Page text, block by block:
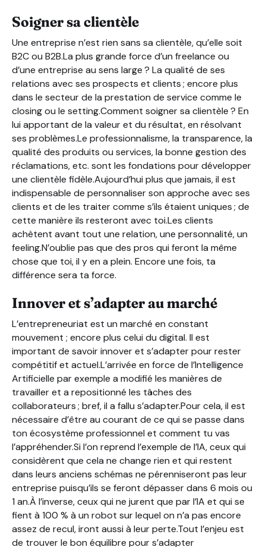
Soigner sa clientèle
Une entreprise n’est rien sans sa clientèle, qu’elle soit
B2C ou B2B.La plus grande force d’un freelance ou
d’une entreprise au sens large ? La qualité de ses
relations avec ses prospects et clients ; encore plus
dans le secteur de la prestation de service comme le
closing ou le setting.Comment soigner sa clientèle ? En
lui apportant de la valeur et du résultat, en résolvant
ses problèmes.Le professionnalisme, la transparence, la
qualité des produits ou services, la bonne gestion des
réclamations, etc. sont les fondations pour développer
une clientèle fidèle.Aujourd’hui plus que jamais, il est
indispensable de personnaliser son approche avec ses
clients et de les traiter comme s’ils étaient uniques ; de
cette manière ils resteront avec toi.Les clients
achètent avant tout une relation, une personnalité, un
feeling.N’oublie pas que des pros qui feront la même
chose que toi, il y en a plein. Encore une fois, ta
différence sera ta force.
Innover et s’adapter au marché
L’entrepreneuriat est un marché en constant
mouvement ; encore plus celui du digital. Il est
important de savoir innover et s’adapter pour rester
compétitif et actuel.L’arrivée en force de l’Intelligence
Artificielle par exemple a modifié les manières de
travailler et a repositionné les tâches des
collaborateurs ; bref, il a fallu s’adapter.Pour cela, il est
nécessaire d’être au courant de ce qui se passe dans
ton écosystème professionnel et comment tu vas
l’appréhender.Si l’on reprend l’exemple de l’IA, ceux qui
considèrent que cela ne change rien et qui restent
dans leurs anciens schémas ne pérenniseront pas leur
entreprise puisqu’ils se feront dépasser dans 6 mois ou
1 an.À l’inverse, ceux qui ne jurent que par l’IA et qui se
fient à 100 % à un robot sur lequel on n’a pas encore
assez de recul, iront aussi à leur perte.Tout l’enjeu est
de trouver le bon équilibre pour s’adapter